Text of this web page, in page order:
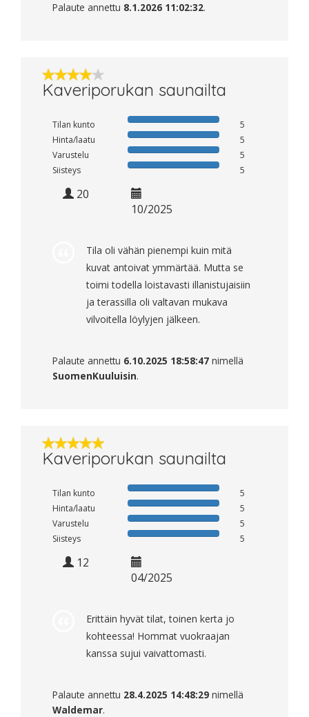
Palaute annettu 8.1.2026 11:02:32.
Kaveriporukan saunailta
Tilan kunto
5
Hinta/laatu
5
Varustelu
5
Siisteys
5
20
10/2025
Tila oli vähän pienempi kuin mitä
kuvat antoivat ymmärtää. Mutta se
toimi todella loistavasti illanistujaisiin
ja terassilla oli valtavan mukava
vilvoitella löylyjen jälkeen.
Palaute annettu 6.10.2025 18:58:47 nimellä
SuomenKuuluisin.
Kaveriporukan saunailta
Tilan kunto
5
Hinta/laatu
5
Varustelu
5
Siisteys
5
12
04/2025
Erittäin hyvät tilat, toinen kerta jo
kohteessa! Hommat vuokraajan
kanssa sujui vaivattomasti.
Palaute annettu 28.4.2025 14:48:29 nimellä
Waldemar.